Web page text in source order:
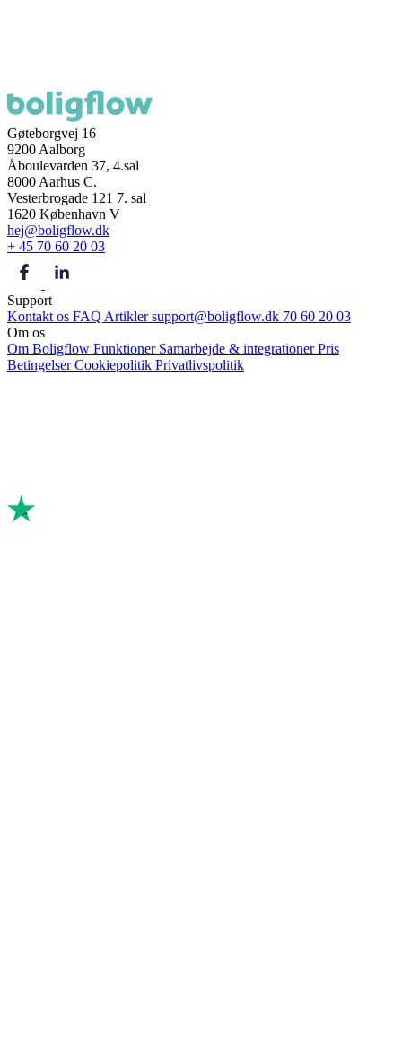
Gøteborgvej 16
9200 Aalborg
Åboulevarden 37, 4.sal
8000 Aarhus C.
Vesterbrogade 121 7. sal
1620 København V
hej@boligflow.dk
+ 45 70 60 20 03
Support
Kontakt os FAQ Artiklersupport@boligflow.dk 70 60 20 03
Om os
Om Boligflow Funktioner Samarbejde & integrationerPris
BetingelserCookiepolitik Privatlivspolitik